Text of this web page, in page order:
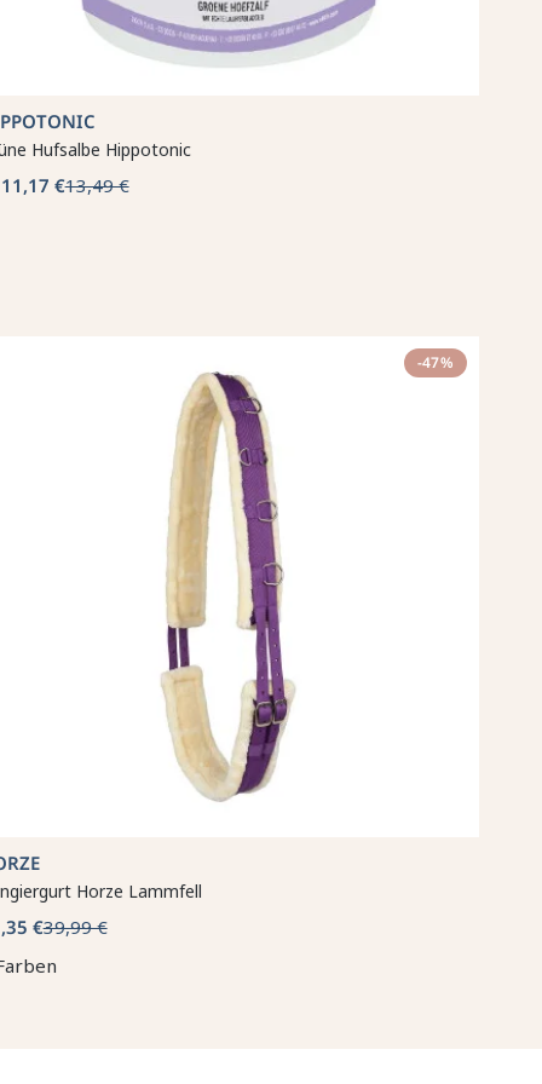
Hufsalbe Hippotonic
11,17 €13,49 €
-47%
Horze Lammfell
€39,99 €